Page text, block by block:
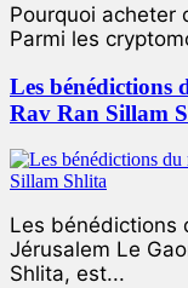
Pourquoi acheter
Parmi les
Les bénédictions
Rav Ran Sillam
Les bénédictions
Jérusalem Le
Shlita, est...